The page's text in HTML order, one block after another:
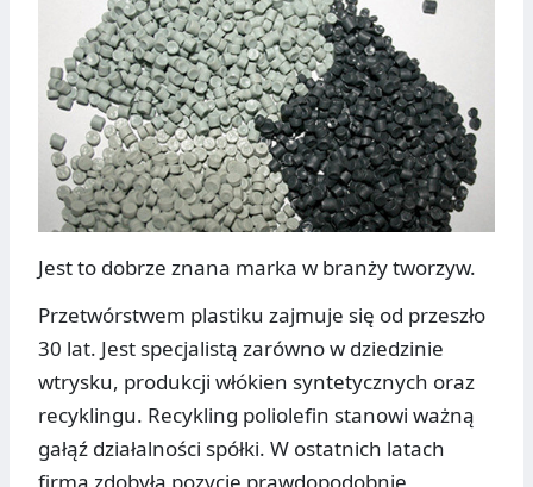
Jest to dobrze znana marka w branży tworzyw.
Przetwórstwem plastiku zajmuje się od przeszło
30 lat. Jest specjalistą zarówno w dziedzinie
wtrysku, produkcji włókien syntetycznych oraz
recyklingu. Recykling poliolefin stanowi ważną
gałąź działalności spółki. W ostatnich latach
firma zdobyła pozycję prawdopodobnie